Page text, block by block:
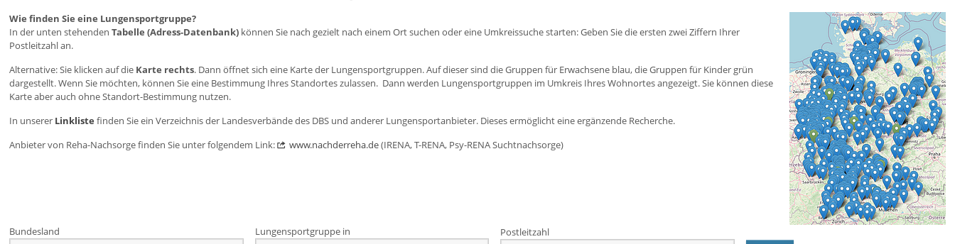
Wie finden Sie eine Lungensportgruppe?
In der unten stehenden Tabelle (Adress-Datenbank) können Sie nach gezielt nach einem Ort suchen oder eine Umkreissuche starten: Geben Sie die ersten zwei Ziffern Ihrer
Postleitzahl an.
Alternative: Sie klicken auf die Karte rechts. Dann öffnet sich eine Karte der Lungensportgruppen. Auf dieser sind die Gruppen für Erwachsene blau, die Gruppen für Kinder grün
dargestellt. Wenn Sie möchten, können Sie eine Bestimmung Ihres Standortes zulassen. Dann werden Lungensportgruppen im Umkreis Ihres Wohnortes angezeigt. Sie können diese
Karte aber auch ohne Standort-Bestimmung nutzen.
In unserer Linkliste finden Sie ein Verzeichnis der Landesverbände des DBS und anderer Lungensportanbieter. Dieses ermöglicht eine ergänzende Recherche.
Anbieter von Reha-Nachsorge finden Sie unter folgendem Link:
www.nachderreha.de(IRENA, T-RENA, Psy-RENA Suchtnachsorge)
Bundesland Lungensportgruppe in Postleitzahl